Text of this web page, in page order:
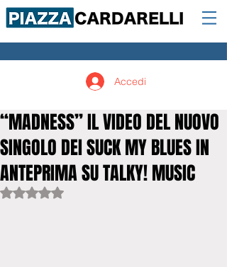
Accedi
“MADNESS” IL VIDEO DEL NUOVO
SINGOLO DEI SUCK MY BLUES IN
ANTEPRIMA SU TALKY! MUSIC
Valutazione NaN stelle su 5.